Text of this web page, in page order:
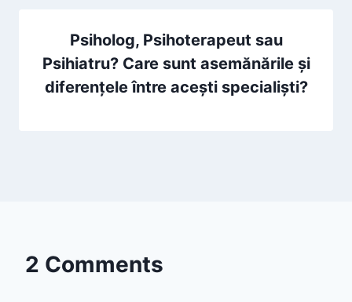
Psiholog, Psihoterapeut sau
Psihiatru? Care sunt asemănările și
diferențele între acești specialiști?
2 Comments